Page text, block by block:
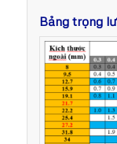
Bảng trọng